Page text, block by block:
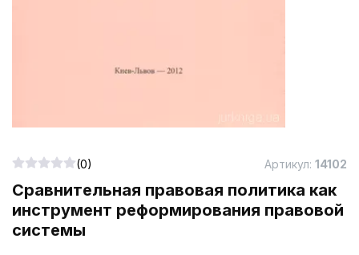
Сравнительная правовая политика как
инструмент реформирования правовой
системы
(0) Артикул: 14102